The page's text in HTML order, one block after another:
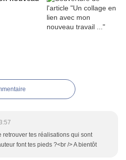
retrouver tes réalisations qui sont
font tes pieds ?<br /> A bientôt